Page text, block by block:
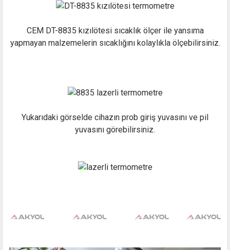
CEM DT-8835 kızılötesi sıcaklık ölçer ile yansıma
yapmayan malzemelerin sıcaklığını kolaylıkla ölçebilirsiniz.
Yukarıdaki görselde cihazın prob giriş yuvasını ve pil
yuvasını görebilirsiniz.